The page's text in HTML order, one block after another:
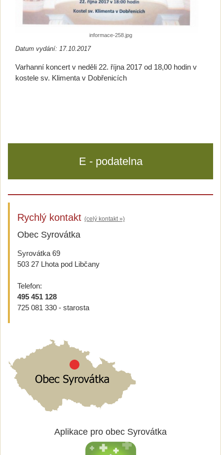
informace-258.jpg
Datum vydání: 17.10.2017
Varhanní koncert v neděli 22. října 2017 od 18,00 hodin v
kostele sv. Klimenta v Dobřenicích
E - podatelna
Rychlý kontakt (celý kontakt »)
Obec Syrovátka
Syrovátka 69
503 27 Lhota pod Libčany
Telefon:
495 451 128
725 081 330 - starosta
Aplikace pro obec Syrovátka